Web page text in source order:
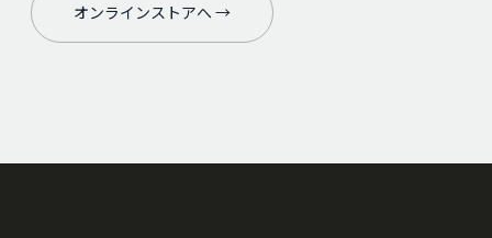
オンラインストアへ →